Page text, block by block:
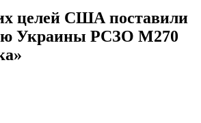
целей США поставили
Украины РСЗО M270